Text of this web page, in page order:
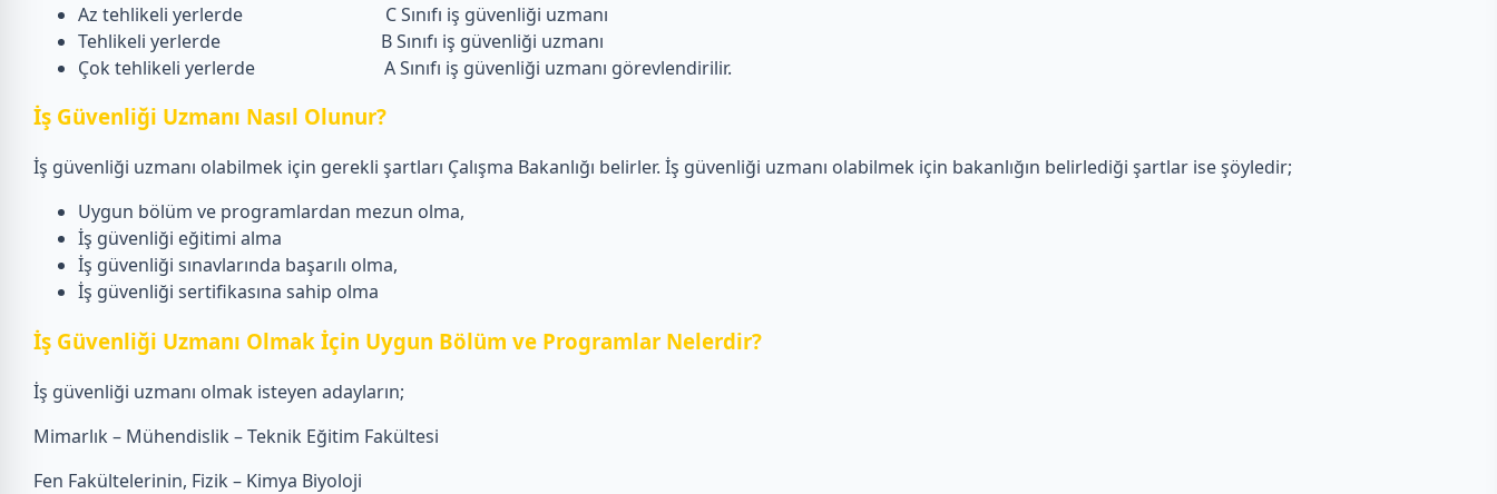
Az tehlikeli yerlerde C Sınıfı iş güvenliği uzmanı
Tehlikeli yerlerde B Sınıfı iş güvenliği uzmanı
Çok tehlikeli yerlerde A Sınıfı iş güvenliği uzmanı görevlendirilir.
İş Güvenliği Uzmanı Nasıl Olunur?
İş güvenliği uzmanı olabilmek için gerekli şartları Çalışma Bakanlığı belirler. İş güvenliği uzmanı olabilmek için bakanlığın belirlediği şartlar ise şöyledir;
Uygun bölüm ve programlardan mezun olma,
İş güvenliği eğitimi alma
İş güvenliği sınavlarında başarılı olma,
İş güvenliği sertifikasına sahip olma
İş Güvenliği Uzmanı Olmak İçin Uygun Bölüm ve Programlar Nelerdir?
İş güvenliği uzmanı olmak isteyen adayların;
Mimarlık – Mühendislik – Teknik Eğitim Fakültesi
Fen Fakültelerinin, Fizik – Kimya Biyoloji